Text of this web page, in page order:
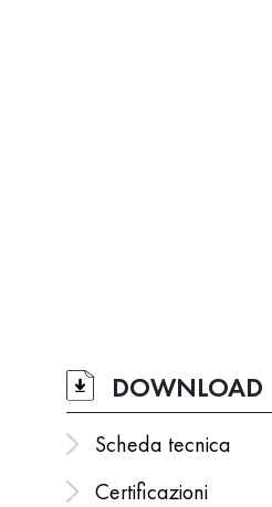
DOWNLOAD
Scheda tecnica
Certificazioni